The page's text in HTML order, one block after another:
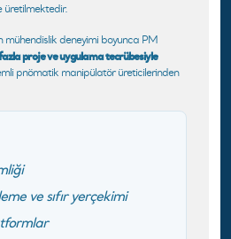
üretilmektedir.
mühendislik deneyimi boyunca PM
proje ve uygulama tecrübesiyle
pnömatik manipülatör üreticilerinden
ve sıfır yerçekimi